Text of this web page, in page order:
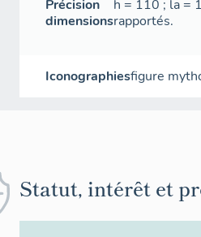
Précision
dimensions
h = 110 ; la =
rapportés.
Iconographiesfigure
Statut, intérêt et